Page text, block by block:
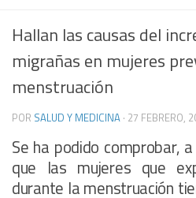
Hallan las causas del
migrañas en mujeres
menstruación
POR SALUD Y MEDICINA · 27 FEBRERO,
Se ha podido comprobar,
que las mujeres que
durante la menstruación